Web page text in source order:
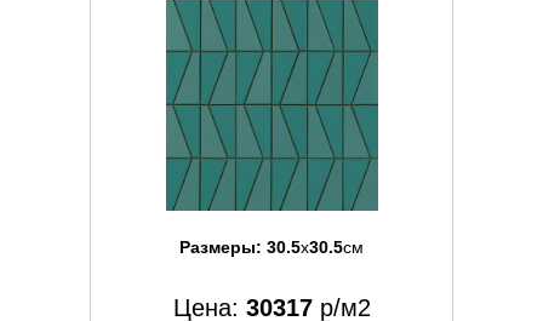
Размеры: 30.5x30.5см
Цена: 30317р/м2